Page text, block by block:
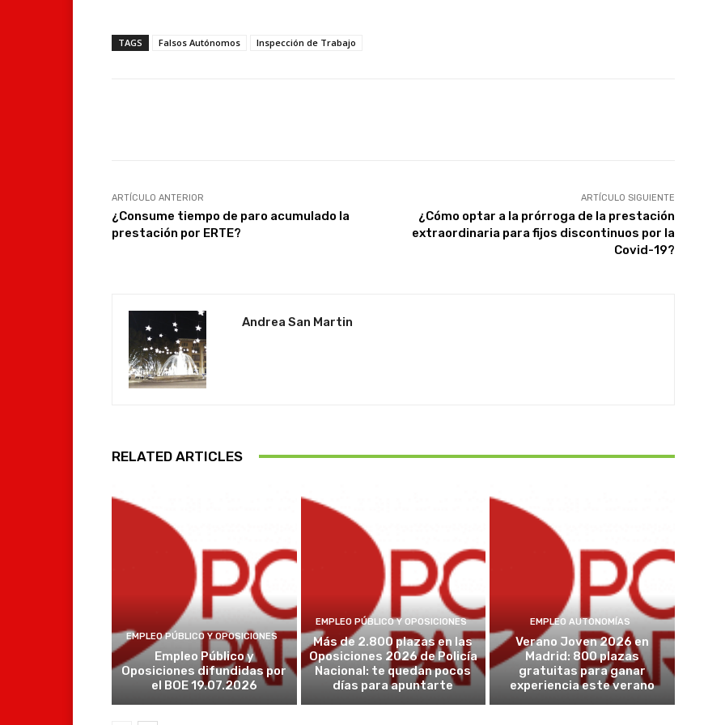
TAGS Falsos Autónomos Inspección de Trabajo
ARTÍCULO ANTERIOR
¿Consume tiempo de paro acumulado la
prestación por ERTE?
ARTÍCULO SIGUIENTE
¿Cómo optar a la prórroga de la prestación
extraordinaria para fijos discontinuos por la
Covid-19?
Andrea San Martin
RELATED ARTICLES
EMPLEO PÚBLICO Y OPOSICIONES
Empleo Público y
Oposiciones difundidas por
el BOE 19.07.2026
EMPLEO PÚBLICO Y OPOSICIONES
Más de 2.800 plazas en las
Oposiciones 2026 de Policía
Nacional: te quedan pocos
días para apuntarte
EMPLEO AUTONOMÍAS
Verano Joven 2026 en
Madrid: 800 plazas
gratuitas para ganar
experiencia este verano